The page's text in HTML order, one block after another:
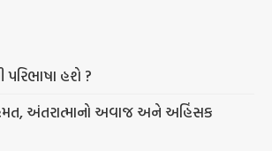
હશે ?
અંતરાત્માનો અવાજ અને અહિંસક